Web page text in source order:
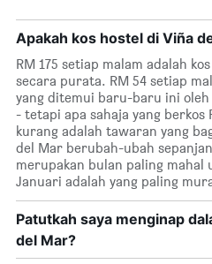
Apakah kos hostel di Viña
RM 175 setiap malam adalah
secara purata. RM 54 setiap
yang ditemui baru-baru ini oleh
- tetapi apa sahaja yang berkos
kurang adalah tawaran yang
del Mar berubah-ubah
merupakan bulan paling mahal
Januari adalah yang paling
Patutkah saya menginap
del Mar?